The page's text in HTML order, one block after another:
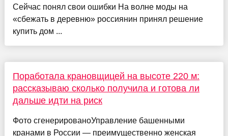
Сейчас понял свои ошибки На волне моды на
«сбежать в деревню» россиянин принял решение
купить дом ...
Поработала крановщицей на высоте 220 м:
рассказываю сколько получила и готова ли
дальше идти на риск
Фото сгенерированоУправление башенными
кранами в России — преимущественно женская